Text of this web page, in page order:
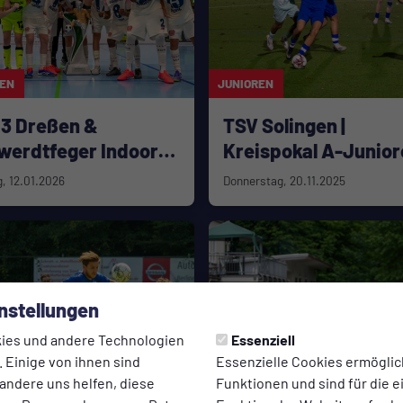
und andere Technologien
von ihnen sind
uns helfen, diese
Essenziell
Essenzielle Cookies
Funktionen und sind für die
Dreßen &
Indoor
12.01.2026
JUNIOREN
TSV Solingen |
Kreispokal A-
Donnerstag, 20.11.2025
1. MANNSCHAFT